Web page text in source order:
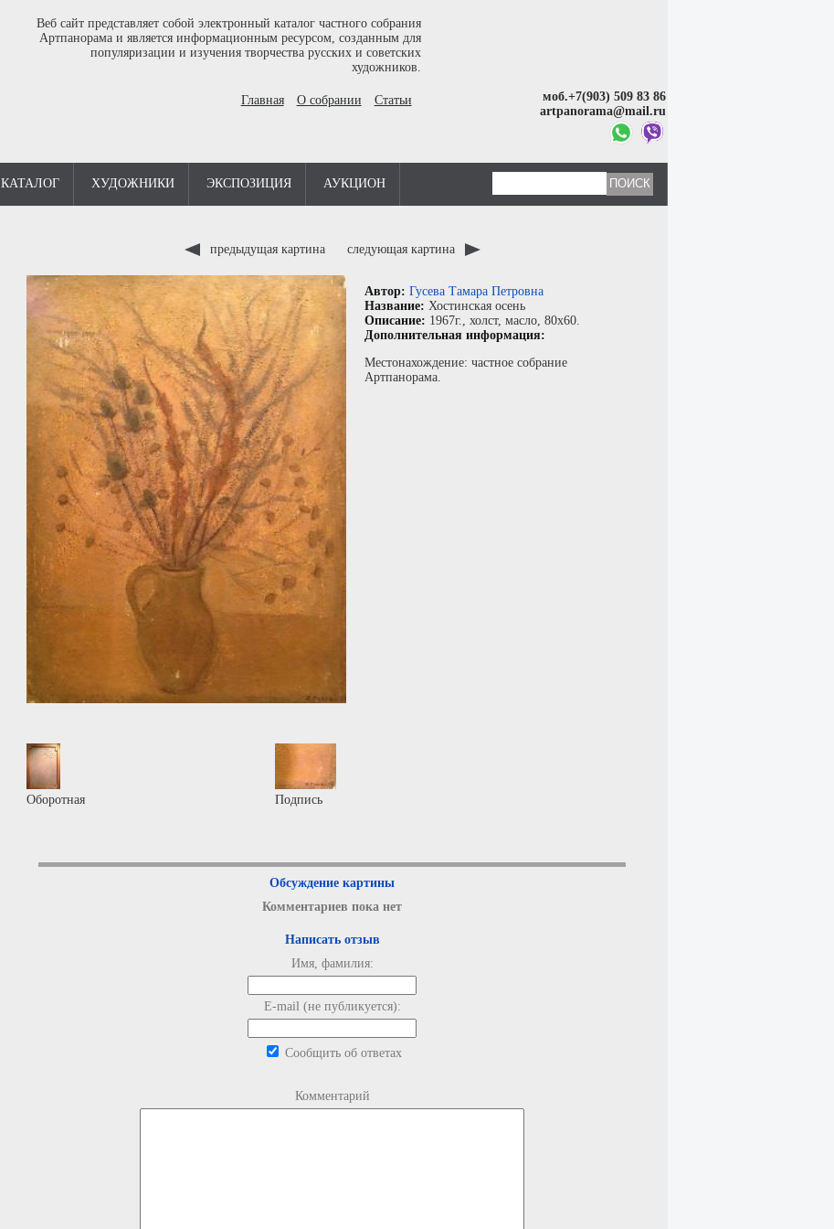
Веб сайт представляет собой электронный каталог частного собрания
Артпанорама и является информационным ресурсом, созданным для
популяризации и изучения творчества русских и советских
художников.
Главная О собрании Статьи
моб.+7(903) 509 83 86
artpanorama@mail.ru
КАТАЛОГ ХУДОЖНИКИ ЭКСПОЗИЦИЯ АУКЦИОН
предыдущая картина следующая картина
Автор: Гусева Тамара Петровна
Название: Хостинская осень
Описание: 1967г., холст, масло, 80x60.
Дополнительная информация:
Местонахождение: частное собрание
Артпанорама.
Оборотная Подпись
Обсуждение картины
Комментариев пока нет
Написать отзыв
Имя, фамилия:
E-mail (не публикуется):
Сообщить об ответах
Комментарий